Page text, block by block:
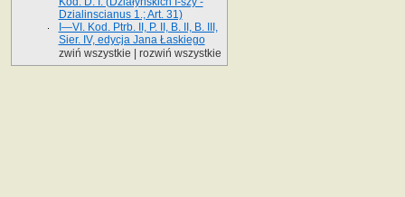
Dzialinscianus 1.; Art. 31)
I—VI. Kod. Ptrb. II, P. II, B. II, B. III,
Sier. IV, edycja Jana Łaskiego
zwiń wszystkie
rozwiń wszystkie